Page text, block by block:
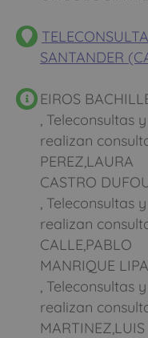
SANTANDER
EIROS
, Teleconsultas
realizan
PEREZ,LAURA
CASTRO
, Teleconsultas
realizan
CALLE,PABLO
MANRIQUE
, Teleconsultas
realizan
MARTINEZ,LUIS